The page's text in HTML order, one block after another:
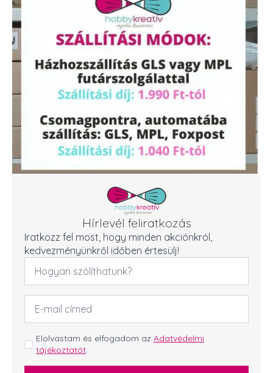
Hírlevél feliratkozás
Iratkozz fel most, hogy minden akciónkról,
kedvezményünkről időben értesülj!
Név
Email
cím
GDPR
*
Elolvastam és elfogadom az Adatvédelmi
tájékoztatót.